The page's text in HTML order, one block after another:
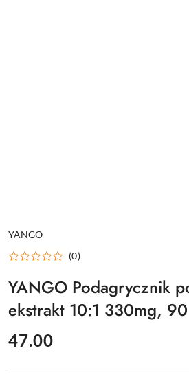
NAZWA
PRODUCENTA:
YANGO
(0)
YANGO Podagrycznik
ekstrakt 10:1 330mg,
cena:
47.00